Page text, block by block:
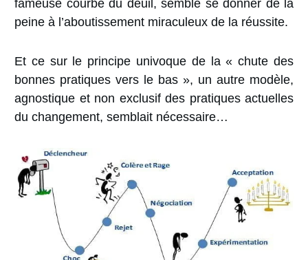
fameuse courbe du deuil, semble se donner de la
peine à l’aboutissement miraculeux de la réussite.
Et ce sur le principe univoque de la « chute des
bonnes pratiques vers le bas », un autre modèle,
agnostique et non exclusif des pratiques actuelles
du changement, semblait nécessaire…